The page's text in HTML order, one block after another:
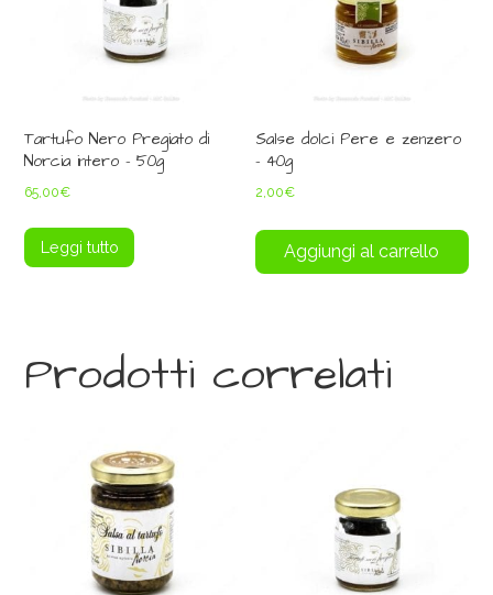
Tartufo Nero Pregiato di
Norcia intero – 50g
65,00€
Leggi tutto
Salse dolci Pere e zenzero
– 40g
2,00€
Aggiungi al carrello
Prodotti correlati